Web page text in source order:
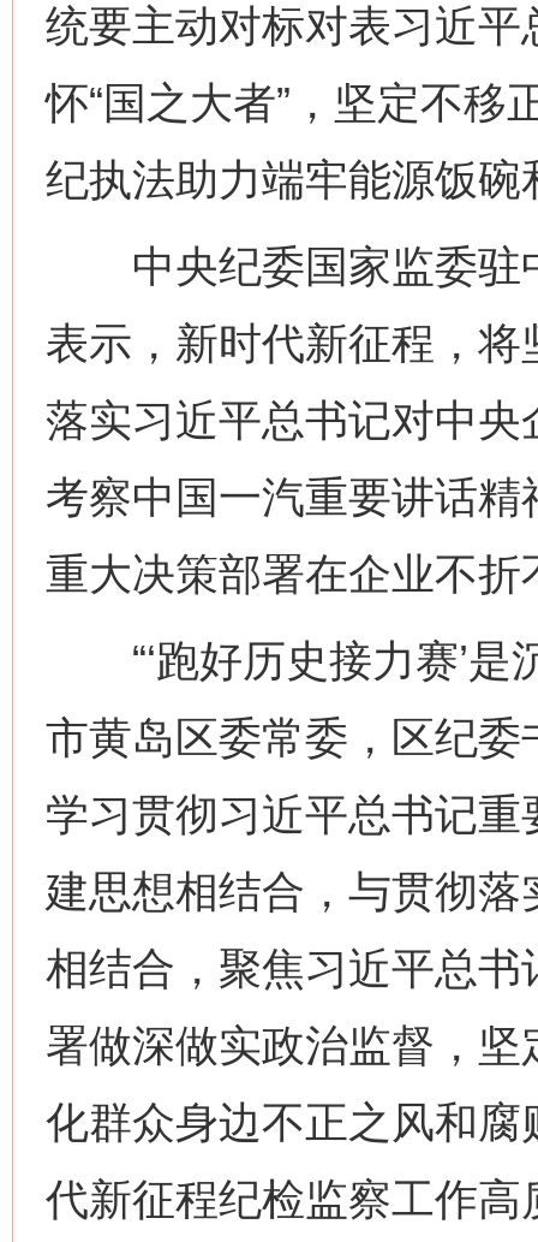
统要主动对标对表习近
怀“国之大者”，坚定不移
纪执法助力端牢能源饭碗
中央纪委国家监委驻
表示，新时代新征程，
落实习近平总书记对中
考察中国一汽重要讲话
重大决策部署在企业不折
“‘跑好历史接力赛’是
市黄岛区委常委，区纪
学习贯彻习近平总书记
建思想相结合，与贯彻
相结合，聚焦习近平总
署做深做实政治监督，
化群众身边不正之风和
代新征程纪检监察工作
网上购药对药下症？